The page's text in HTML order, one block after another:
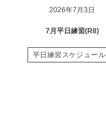
2026年7月3日
7月平日練習(R8)
平日練習スケジュール